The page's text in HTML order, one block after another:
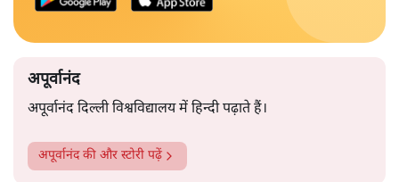
अपूर्वानंद
अपूर्वानंद दिल्ली विश्वविद्यालय में हिन्दी पढ़ाते हैं।
अपूर्वानंदकी और स्टोरी पढ़ें